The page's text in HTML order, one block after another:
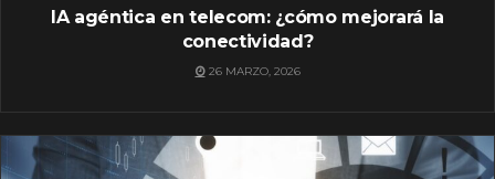
IA agéntica en telecom: ¿cómo mejorará la
conectividad?
26 MARZO, 2026